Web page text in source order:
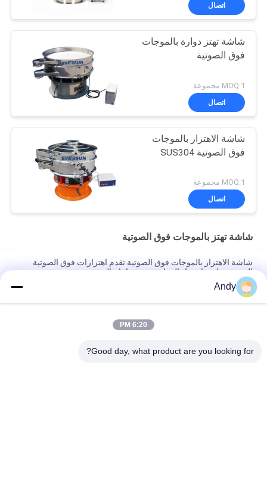
اتصال
شاشة تهتز دوارة بالموجات
فوق الصوتية
MOQ:1 مجموعة
اتصال
شاشة الاهتزاز بالموجات
فوق الصوتية SUS304
MOQ:1 مجموعة
اتصال
شاشة تهتز بالموجات فوق الصوتية
شاشة الاهتزاز بالموجات فوق الصوتية تقدم اهتزازات فوق الصوتية
المستقرة لمنع انسداد المواد وتحسين إنتاج الفحص
شاشة الاهتزاز بالموجات فوق الصوتية لفصل الجسيمات الدقيقة وحلول
فحص المواد في التطبيقات الصناعية
آلة غربلة دقيقة لجسيمات مسحوق الفولاذ المقاوم للصدأ بشاشة اهتزاز
Andy
6:20 PM
Good day, what product are you looking for?